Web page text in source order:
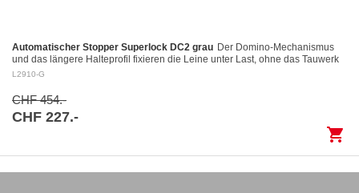
Automatischer Stopper Superlock DC2 grau Der Domino-Mechanismus
und das längere Halteprofil fixieren die Leine unter Last, ohne das Tauwerk
aufzuscheuern Kontrolliertes Fieren: Das…
L2910-G
CHF 454.-
CHF 227.-
shopping_cart